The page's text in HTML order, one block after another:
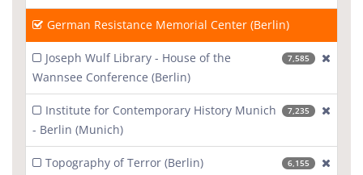
German Resistance Memorial Center (Berlin)
Joseph Wulf Library - House of the
Wannsee Conference (Berlin)
7,585
Institute for Contemporary History Munich
- Berlin (Munich)
7,235
Topography of Terror (Berlin) 6,155